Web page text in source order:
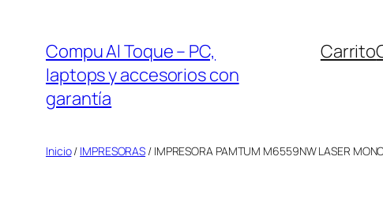
contenido
Compu Al Toque – PC,
laptops y accesorios con
garantía
Carrito
Inicio/ IMPRESORAS / IMPRESORA PAMTUM M6559NW LASER